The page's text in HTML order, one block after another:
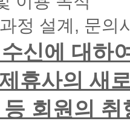
정 설계, 문의
신에 대하
휴사의 새
회원의